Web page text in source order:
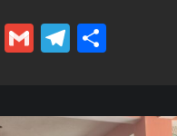
WhatsApp
GmailTelegram